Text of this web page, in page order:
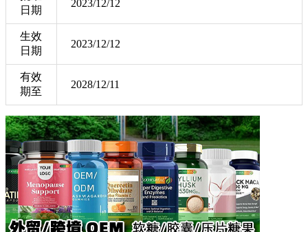
日期
2023/12/12
生效
日期
2023/12/12
有效
期至
2028/12/11